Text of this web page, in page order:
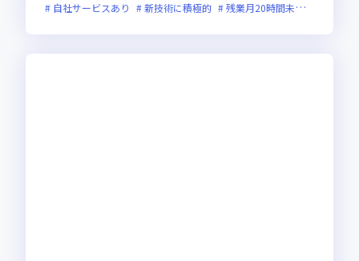
自社サービスあり
新技術に積極的 残業月20時間未満